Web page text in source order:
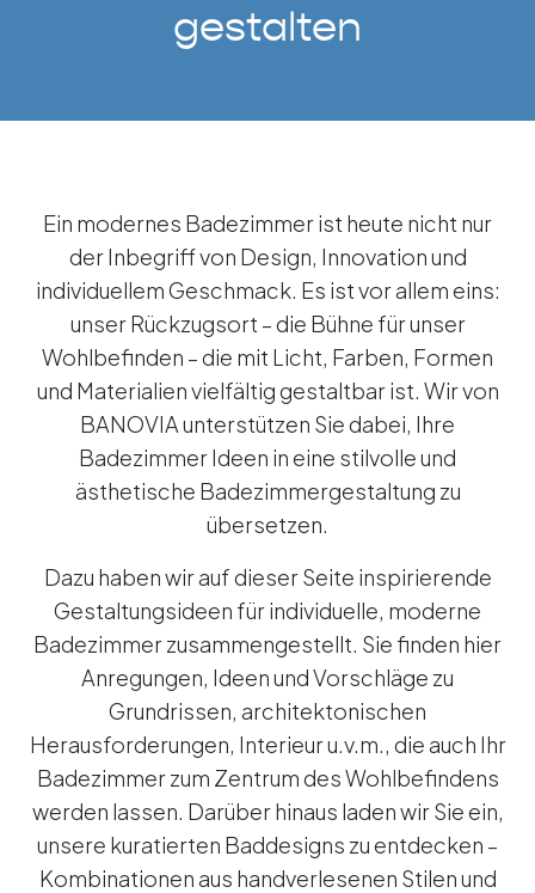
gestalten
Ein modernes Badezimmer ist heute nicht nur
der Inbegriff von Design, Innovation und
individuellem Geschmack. Es ist vor allem eins:
unser Rückzugsort – die Bühne für unser
Wohlbefinden – die mit Licht, Farben, Formen
und Materialien vielfältig gestaltbar ist. Wir von
BANOVIA unterstützen Sie dabei, Ihre
Badezimmer Ideen in eine stilvolle und
ästhetische Badezimmergestaltung zu
übersetzen.
Dazu haben wir auf dieser Seite inspirierende
Gestaltungsideen für individuelle, moderne
Badezimmer zusammengestellt. Sie finden hier
Anregungen, Ideen und Vorschläge zu
Grundrissen, architektonischen
Herausforderungen, Interieur u.v.m., die auch Ihr
Badezimmer zum Zentrum des Wohlbefindens
werden lassen. Darüber hinaus laden wir Sie ein,
unsere kuratierten Baddesigns zu entdecken –
Kombinationen aus handverlesenen Stilen und